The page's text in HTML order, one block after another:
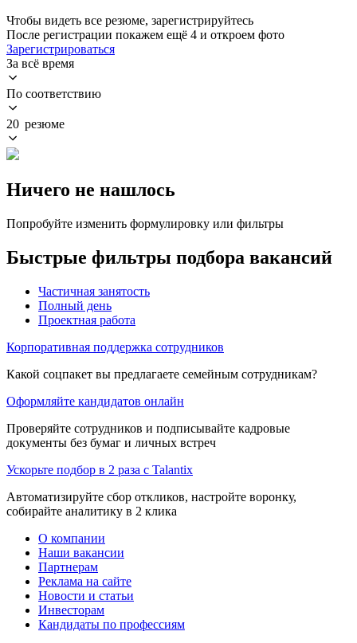
Чтобы видеть все резюме, зарегистрируйтесь
После регистрации покажем ещё 4 и откроем фото
Зарегистрироваться
За всё время
По соответствию
20 резюме
Ничего не нашлось
Попробуйте изменить формулировку или фильтры
Быстрые фильтры подбора вакансий
Частичная занятость
Полный день
Проектная работа
Корпоративная поддержка сотрудников
Какой соцпакет вы предлагаете семейным сотрудникам?
Оформляйте кандидатов онлайн
Проверяйте сотрудников и подписывайте кадровые
документы без бумаг и личных встреч
Ускорьте подбор в 2 раза с Talantix
Автоматизируйте сбор откликов, настройте воронку,
собирайте аналитику в 2 клика
О компании
Наши вакансии
Партнерам
Реклама на сайте
Новости и статьи
Инвесторам
Кандидаты по профессиям